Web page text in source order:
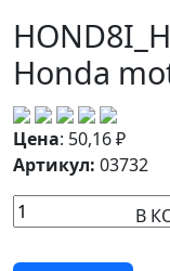
Honda
Цена: 50,16₽
Артикул: 03732
В